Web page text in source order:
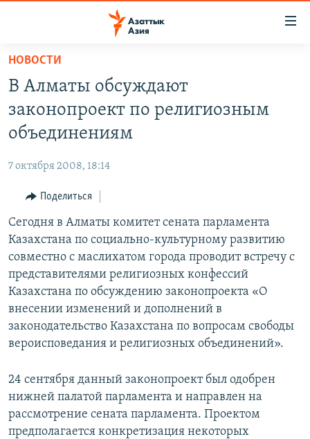
Вернуться
основному
содержанию
Вернутся
главной
навигации
Вернутся
поиску
ЦЕНТРАЛЬНАЯ АЗИЯ
КЫРГЫЗСТАН
ТАДЖИКИСТАН
ВОЙНА В УКРАИНЕ
ҚАЗАҚША
КЫРГЫЗЧА
ЎЗБЕКЧА
TÜRKMENÇE
НОВОСТИ
В Алматы обсуждают
законопроект по религиозным
объединениям
7 октября 2008, 18:14
Поделиться
Сегодня в Алматы комитет сената парламента
Казахстана по социально-культурному развитию
совместно с маслихатом города проводит встречу с
представителями религиозных конфессий
Казахстана по обсуждению законопроекта «О
внесении изменений и дополнений в
законодательство Казахстана по вопросам свободы
вероисповедания и религиозных объединений».
24 сентября данный законопроект был одобрен
нижней палатой парламента и направлен на
рассмотрение сената парламента. Проектом
предполагается конкретизация некоторых